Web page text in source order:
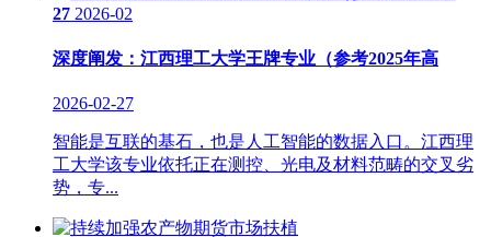
27 2026-02
深度阐发：江西理工大学王牌专业（参考2025年高
2026-02-27
智能是互联的基石，也是人工智能的数据入口。江西理
工大学该专业依托正在测控、光电及材料范畴的交叉劣
势，专...